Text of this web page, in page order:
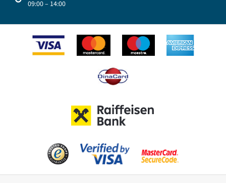
09:00 – 14:00